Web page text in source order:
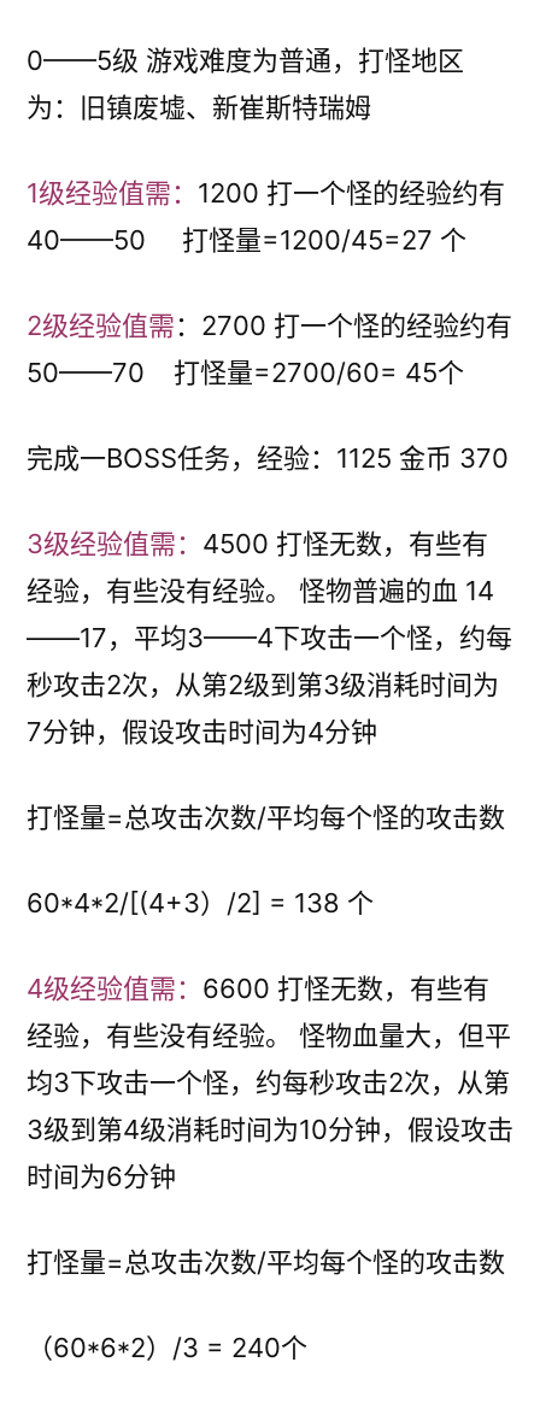
0——5级 游戏难度为普通，打怪地区
为：旧镇废墟、新崔斯特瑞姆
1级经验值需： 1200 打一个怪的经验约有
40——50 打怪量=1200/45=27 个
2级经验值需：2700 打一个怪的经验约有
50——70 打怪量=2700/60= 45个
完成一BOSS任务，经验：1125 金币 370
3级经验值需： 4500 打怪无数，有些有
经验，有些没有经验。 怪物普遍的血 14
——17，平均3——4下攻击一个怪，约每
秒攻击2次，从第2级到第3级消耗时间为
7分钟，假设攻击时间为4分钟
打怪量=总攻击次数/平均每个怪的攻击数
60*4*2/[(4+3）/2] = 138 个
4级经验值需： 6600 打怪无数，有些有
经验，有些没有经验。 怪物血量大，但平
均3下攻击一个怪，约每秒攻击2次，从第
3级到第4级消耗时间为10分钟，假设攻击
时间为6分钟
打怪量=总攻击次数/平均每个怪的攻击数
（60*6*2）/3 = 240个